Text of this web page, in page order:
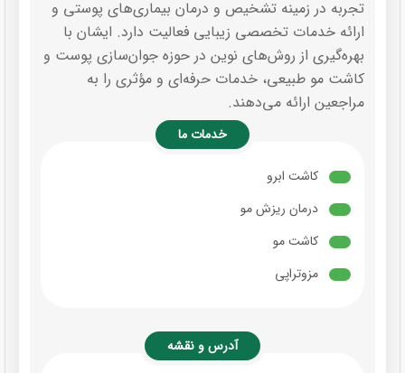
تجربه در زمینه تشخیص و درمان بیماری‌های پوستی و
ارائه خدمات تخصصی زیبایی فعالیت دارد. ایشان با
بهره‌گیری از روش‌های نوین در حوزه جوان‌سازی پوست و
کاشت مو طبیعی، خدمات حرفه‌ای و مؤثری را به
مراجعین ارائه می‌دهند.
خدمات ما
کاشت ابرو
درمان ریزش مو
کاشت مو
مزوتراپی
آدرس و نقشه